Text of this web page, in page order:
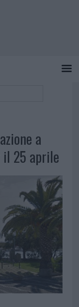
a
il 25 aprile